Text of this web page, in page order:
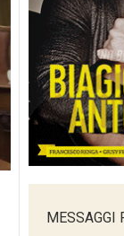
MESSAGGI